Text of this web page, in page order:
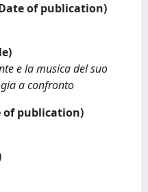
of publication)
e la musica del suo
a confronto
of publication)